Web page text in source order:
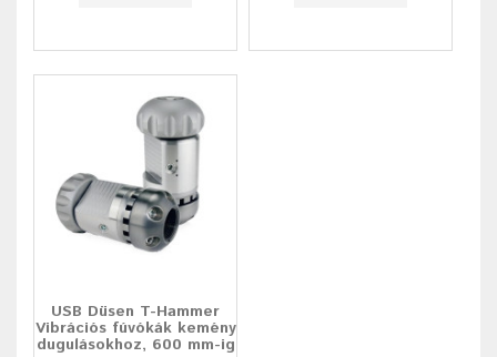
USB Düsen T-Hammer
Vibrációs fúvókák kemény
dugulásokhoz, 600 mm-ig